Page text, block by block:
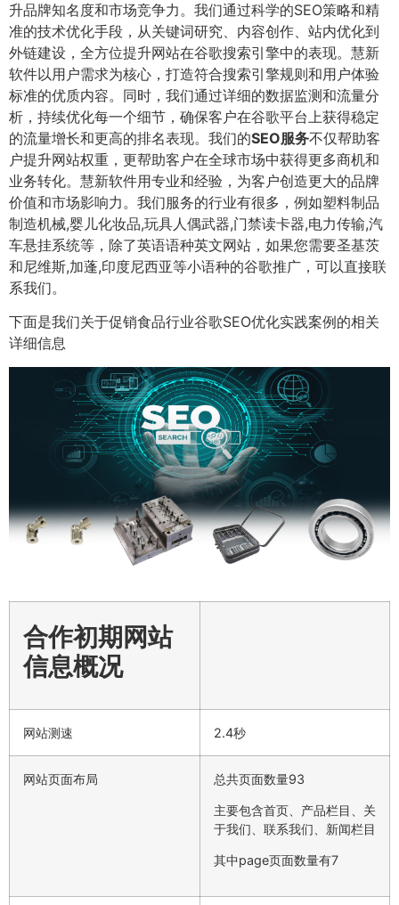
升品牌知名度和市场竞争力。我们通过科学的SEO策略和精
准的技术优化手段，从关键词研究、内容创作、站内优化到
外链建设，全方位提升网站在谷歌搜索引擎中的表现。慧新
软件以用户需求为核心，打造符合搜索引擎规则和用户体验
标准的优质内容。同时，我们通过详细的数据监测和流量分
析，持续优化每一个细节，确保客户在谷歌平台上获得稳定
的流量增长和更高的排名表现。我们的SEO服务不仅帮助客
户提升网站权重，更帮助客户在全球市场中获得更多商机和
业务转化。慧新软件用专业和经验，为客户创造更大的品牌
价值和市场影响力。我们服务的行业有很多，例如塑料制品
制造机械,婴儿化妆品,玩具人偶武器,门禁读卡器,电力传输,汽
车悬挂系统等，除了英语语种英文网站，如果您需要圣基茨
和尼维斯,加蓬,印度尼西亚等小语种的谷歌推广，可以直接联
系我们。
下面是我们关于促销食品行业谷歌SEO优化实践案例的相关
详细信息
合作初期网站
信息概况
网站测速 2.4秒
网站页面布局 总共页面数量93
主要包含首页、产品栏目、关
于我们、联系我们、新闻栏目
其中page页面数量有7